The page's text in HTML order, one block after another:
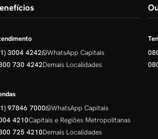
3004 4242
WhatsApp Capitais
730 4242Demais Localidades
97846 7000
WhatsApp Capitais
4210Capitais e Regiões Metropolitanas
725 4210Demais Localidades